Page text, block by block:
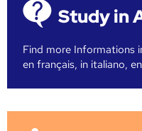
Study in
Find more Informations
en français, in italiano,